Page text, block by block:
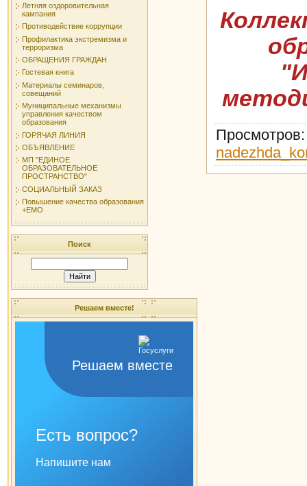
Летняя оздоровительная
кампания
Противодействие коррупции
Профилактика экстремизма и
терроризма
ОБРАЩЕНИЯ ГРАЖДАН
Гостевая книга
Материалы семинаров,
совещаний
Муниципальные механизмы
управления качеством
образования
ГОРЯЧАЯ ЛИНИЯ
ОБЪЯВЛЕНИЕ
МП "ЕДИНОЕ
ОБРАЗОВАТЕЛЬНОЕ
ПРОСТРАНСТВО"
СОЦИАЛЬНЫЙ ЗАКАЗ
Повышение качества образования
+ЕМО
Поиск
Решаем вместе!
Решаем вместе
Есть вопрос?
Напишите нам
Просмотров